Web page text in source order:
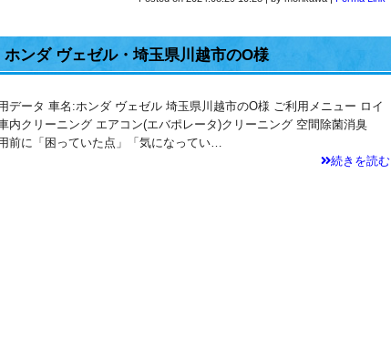
ンダ ヴェゼル・埼玉県川越市のO様
データ 車名:ホンダ ヴェゼル 埼玉県川越市のO様 ご利用メニュー ロイ
内クリーニング エアコン(エバポレータ)クリーニング 空間除菌消臭
前に「困っていた点」「気になってい…
続きを読む